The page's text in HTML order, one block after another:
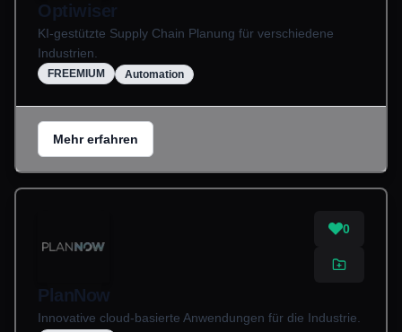
Optiwiser
KI-gestützte Supply Chain Planung für verschiedene
Industrien.
FREEMIUM Automation
Mehr erfahren
0
PlanNow
Innovative cloud-basierte Anwendungen für die Industrie.